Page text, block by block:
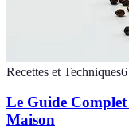
Recettes et Techniques6
Le Guide
Maison